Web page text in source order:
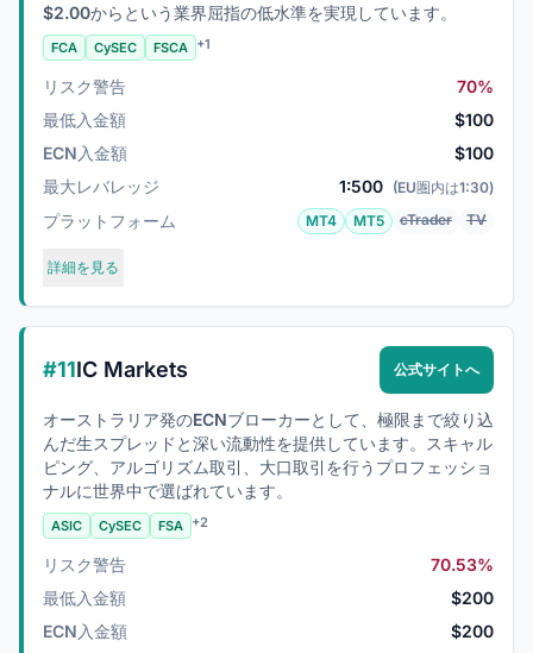
$2.00からという業界屈指の低水準を実現しています。
FCA CySEC FSCA +1
リスク警告
70%
最低入金額
$100
ECN入金額
$100
最大レバレッジ
1:500 (EU圏内は1:30)
プラットフォーム MT4 MT5 cTrader TV
詳細を見る
#11IC Markets 公式サイトへ
オーストラリア発のECNブローカーとして、極限まで絞り込
んだ生スプレッドと深い流動性を提供しています。スキャル
ピング、アルゴリズム取引、大口取引を行うプロフェッショ
ナルに世界中で選ばれています。
ASIC CySEC FSA +2
リスク警告
70.53%
最低入金額
$200
ECN入金額
$200